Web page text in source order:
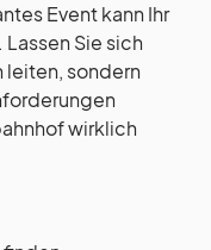
Event kann Ihr
Sie sich
leiten, sondern
wirklich